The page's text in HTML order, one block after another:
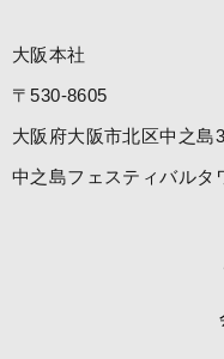
大阪本社
〒530-8605
大阪府大阪市北区中之島
中之島フェスティバルタ